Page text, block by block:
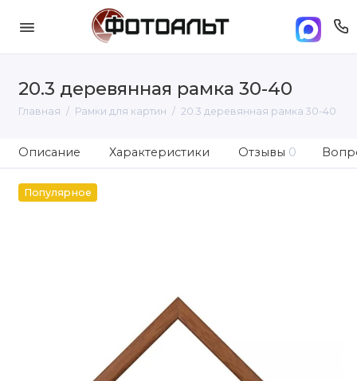
20.3 деревянная рамка 30-40
Главная Рамки для картин 20.3 деревянная рамка 30-40
Описание Характеристики Отзывы 0
Популярное